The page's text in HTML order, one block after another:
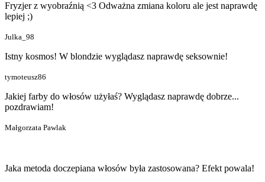
Fryzjer z wyobraźnią <3 Odważna zmiana koloru ale jest naprawdę
lepiej ;)
Julka_98
Istny kosmos! W blondzie wyglądasz naprawdę seksownie!
tymoteusz86
Jakiej farby do włosów użyłaś? Wyglądasz naprawdę dobrze...
pozdrawiam!
Małgorzata Pawlak
Jaka metoda doczepiana włosów była zastosowana? Efekt powala!